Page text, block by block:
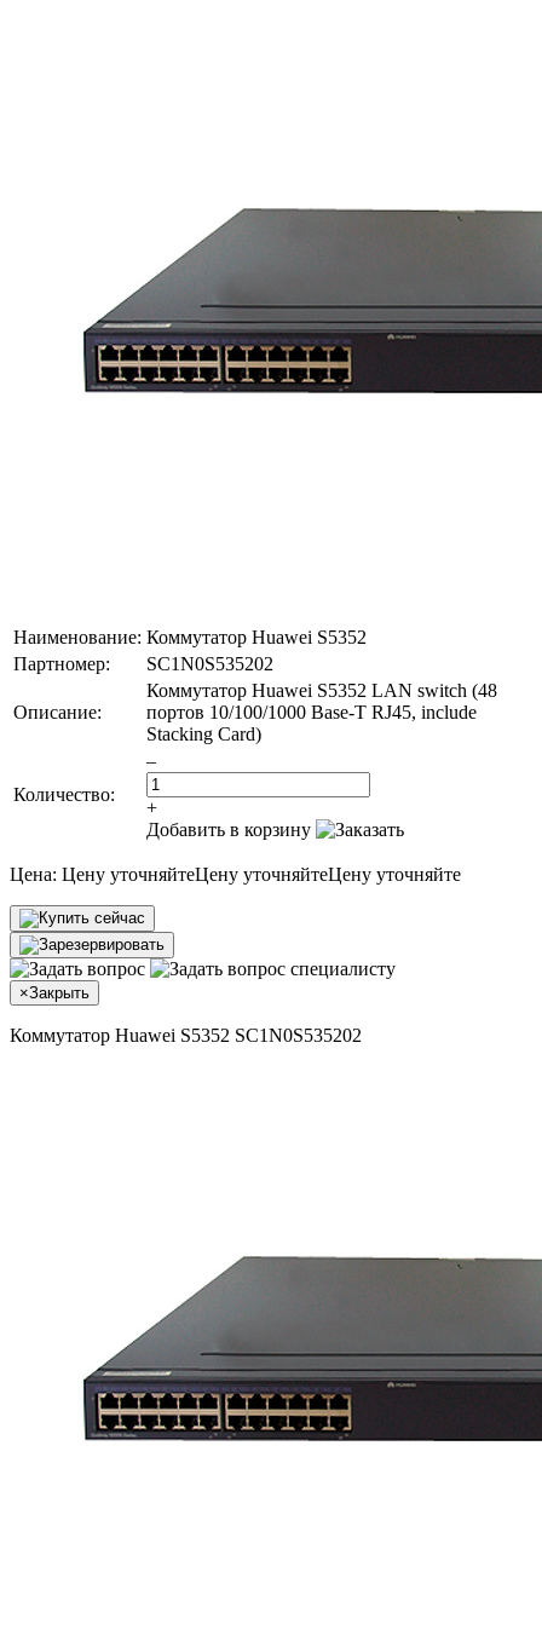
Наименование: Коммутатор Huawei S5352
Партномер:
SC1N0S535202
Описание:
Коммутатор Huawei S5352 LAN switch (48
портов 10/100/1000 Base-T RJ45, include
Stacking Card)
Количество:
–
+
Добавить в корзину
Цена: Цену уточняйтеЦену уточняйтеЦену уточняйте
×Закрыть
Коммутатор Huawei S5352 SC1N0S535202